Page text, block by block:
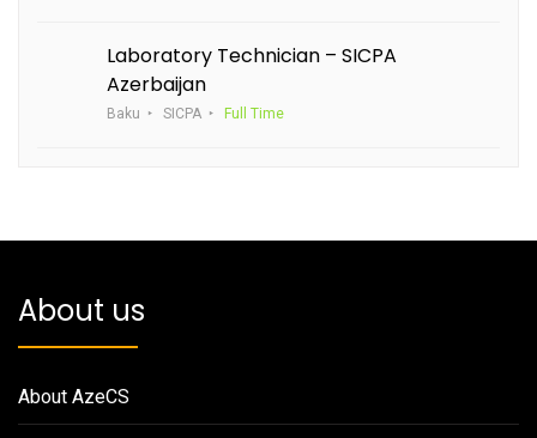
Laboratory Technician – SICPA
Azerbaijan
Baku SICPA Full Time
About us
About AzeCS